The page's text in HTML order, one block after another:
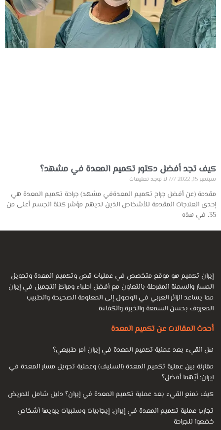
كيف تجد أفضل دكتور تكميم المعدة في مشهد؟
سبتمبر 15, 2022 لا توجد تعليقات
مقدمة (عن أفضل جراح تكميم المعدةفي مشهد) جراحة تكميم المعدة هي
إحدى العلاجات المقدمة للأشخاص الذين لديهم مؤشر كتلة الجسم أعلى من
35. في هذه
إيران تكميم هو موقع متخصص في عمليات قص وتكميم المعدة وتحويل
المسار والسمنة المفرطة بالتعاون مع أفضل أطباء ومراكز التجميل في إيران
مما يساعد الزائر العربي في الوصول إلى المعلومة الصحيحة والطبيب
المعروف بحسن السمعة والخبرة والكفاءة.
أحدث المقالات عن تكميم المعدة
هل القيء بعد عملية تكميم المعدة في إيران أمر طبيعي؟
مقارنة بين عملية تكميم المعدة (السليف) وعملية تحويل مسار المعدة في
إيران: أيّهما أفضل؟
كيف نمنع القيء بعد عملية تكميم المعدة في إيران؟ دليل شامل للمريض
تجارب عملية تكميم المعدة في إيران: إيجابيات وسلبيات يرويها أشخاص
خضعوا للجراحة